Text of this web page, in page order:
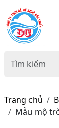
Trang chủ
Mẫu mộ